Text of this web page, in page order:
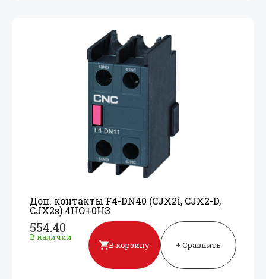
Доп. контакты F4-DN40 (CJX2i, CJX2-D,
CJX2s) 4НО+0НЗ
554.40
В наличии
В корзину + Сравнить